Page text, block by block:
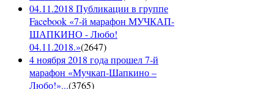
04.11.2018 Публикации в группе
Facebook «7-й марафон МУЧКАП-
ШАПКИНО - Любо!
04.11.2018.»(2647)
4 ноября 2018 года прошел 7-й
марафон «Мучкап-Шапкино –
Любо!»...(3765)